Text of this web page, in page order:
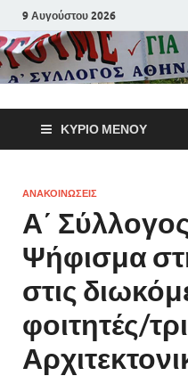
9 Αυγούστου 2026
ΚΎΡΙΟ ΜΕΝΟΎ
ΑΝΑΚΟΙΝΩΣΕΙΣ
Α΄
Ψήφισμα
στις
φοιτητές/